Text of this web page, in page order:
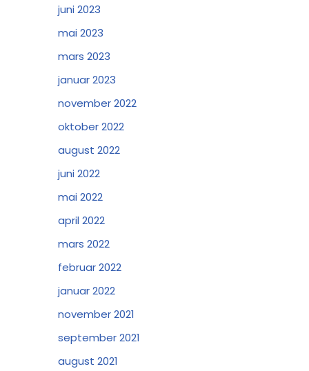
juni 2023
mai 2023
mars 2023
januar 2023
november 2022
oktober 2022
august 2022
juni 2022
mai 2022
april 2022
mars 2022
februar 2022
januar 2022
november 2021
september 2021
august 2021